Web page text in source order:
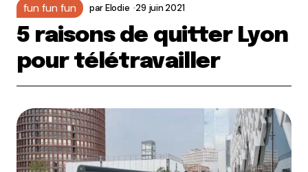
fun fun fun parElodie 29 juin 2021
5 raisons de quitter Lyon
pour télétravailler